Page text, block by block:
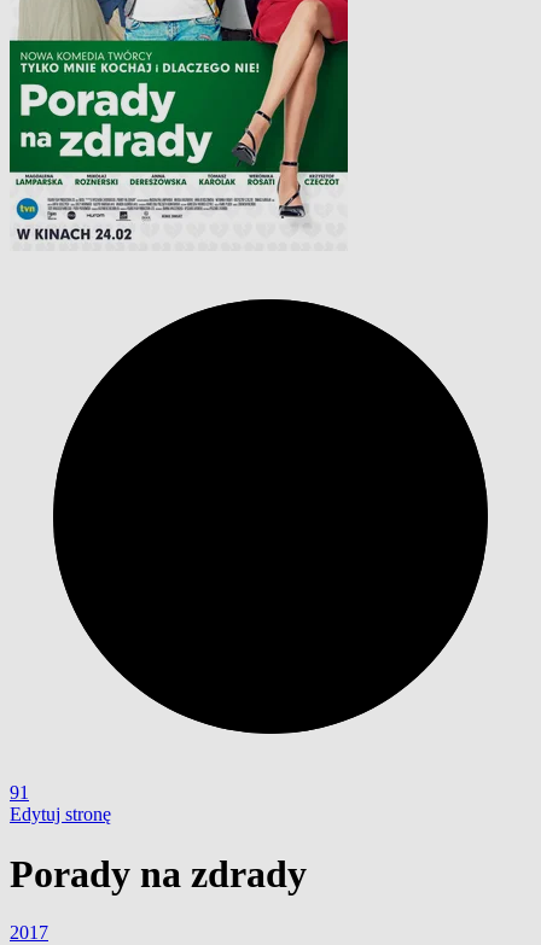
91
Edytuj stronę
Porady na zdrady
2017